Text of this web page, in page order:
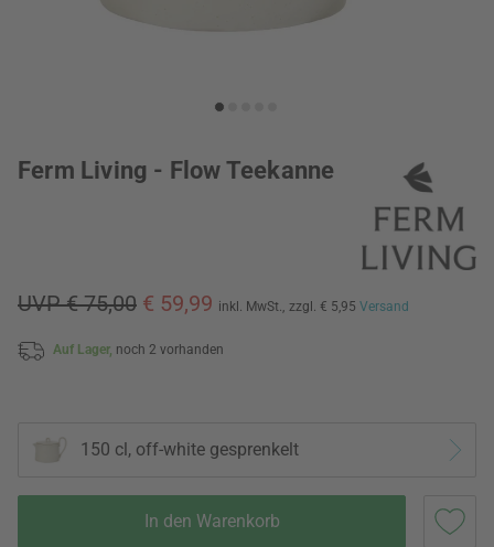
Ferm Living - Flow Teekanne
UVP € 75,00 € 59,99 inkl. MwSt., zzgl. € 5,95 Versand
Auf Lager, noch 2 vorhanden
150 cl, off-white gesprenkelt
In den Warenkorb